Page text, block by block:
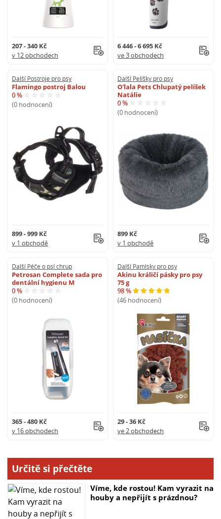
207 - 340 Kč
v 12 obchodech
6 446 - 6 695 Kč
ve 3 obchodech
Další Postroje pro psy
Flamingo postroj Balou
0 %
(0 hodnocení)
899 - 999 Kč
v 1 obchodě
Další Pelíšky pro psy
O'lala Pets Chlupatý pelíšek
Natálie
0 %
(0 hodnocení)
899 Kč
v 1 obchodě
Další Péče o psí chrup
Petrosan Complete sada pro
dentální hygienu M
0 %
(0 hodnocení)
365 - 480 Kč
v 16 obchodech
Další Pamlsky pro psy
Akinu králičí pásky pro psy
75 g
98 %
(46 hodnocení)
29 - 36 Kč
ve 2 obchodech
Určitě si přečtěte
Víme, kde rostou! Kam vyrazit na
houby a nepřijít s prázdnou?